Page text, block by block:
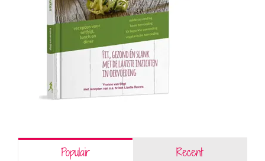
Populair Recent